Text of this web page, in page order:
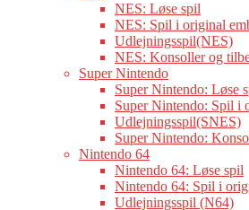
NES: Løse spil
NES: Spil i original
Udlejningsspil(NES)
NES: Konsoller og
Super Nintendo
Super Nintendo: Løse
Super Nintendo: Spil i
Udlejningsspil(SNES)
Super Nintendo:
Nintendo 64
Nintendo 64: Løse spil
Nintendo 64: Spil i
Udlejningsspil (N64)